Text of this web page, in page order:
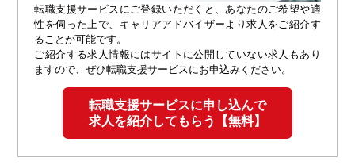
転職支援サービスにご登録いただくと、あなたのご希望や適
性を伺った上で、キャリアアドバイザーより求人をご紹介す
ることが可能です。
ご紹介する求人情報にはサイトに公開していない求人もあり
ますので、ぜひ転職支援サービスにお申込みください。
転職支援サービスに申し込んで
求人を紹介してもらう【無料】